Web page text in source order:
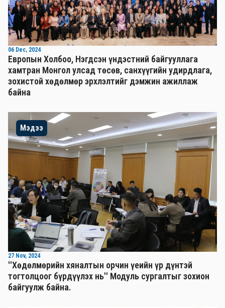
06 Dec, 2024
Европын Холбоо, Нэгдсэн үндэстний байгууллага
хамтран Монгол улсад төсөв, санхүүгийн удирдлага,
зохистой хөдөлмөр эрхлэлтийг дэмжин ажиллаж
байна
Мэдээ
27 Nov, 2024
''Хөдөлмөрийн хяналтын орчин үеийн үр дүнтэй
тогтолцоог бүрдүүлэх нь'' Mодуль сургалтыг зохион
байгуулж байна.